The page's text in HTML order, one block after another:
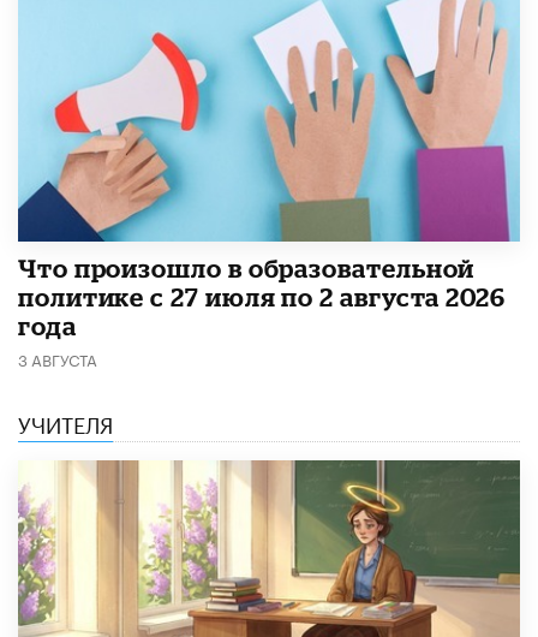
​Что произошло в образовательной
политике с 27 июля по 2 августа 2026
года
3 АВГУСТА
УЧИТЕЛЯ